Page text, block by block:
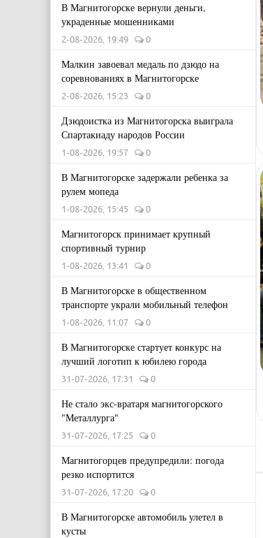
В Магнитогорске вернули деньги,
украденные мошенниками
2-08-2026, 19:49 0
Малкин завоевал медаль по дзюдо на
соревнованиях в Магнитогорске
2-08-2026, 15:23 0
Дзюдоистка из Магнитогорска выиграла
Спартакиаду народов России
1-08-2026, 19:57 0
В Магнитогорске задержали ребенка за
рулем мопеда
1-08-2026, 15:45 0
Магнитогорск принимает крупный
спортивный турнир
1-08-2026, 13:41 0
В Магнитогорске в общественном
транспорте украли мобильный телефон
1-08-2026, 11:07 0
В Магнитогорске стартует конкурс на
лучший логотип к юбилею города
31-07-2026, 17:31 0
Не стало экс-вратаря магнитогорского
"Металлурга"
31-07-2026, 17:25 0
Магнитогорцев предупредили: погода
резко испортится
31-07-2026, 17:20 0
В Магнитогорске автомобиль улетел в
кусты